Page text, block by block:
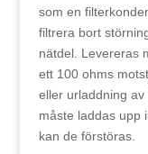
som en
filtrera bort
nätdel. Levereras
ett 100 ohms
eller urladdning
måste laddas upp
kan de förstöras.